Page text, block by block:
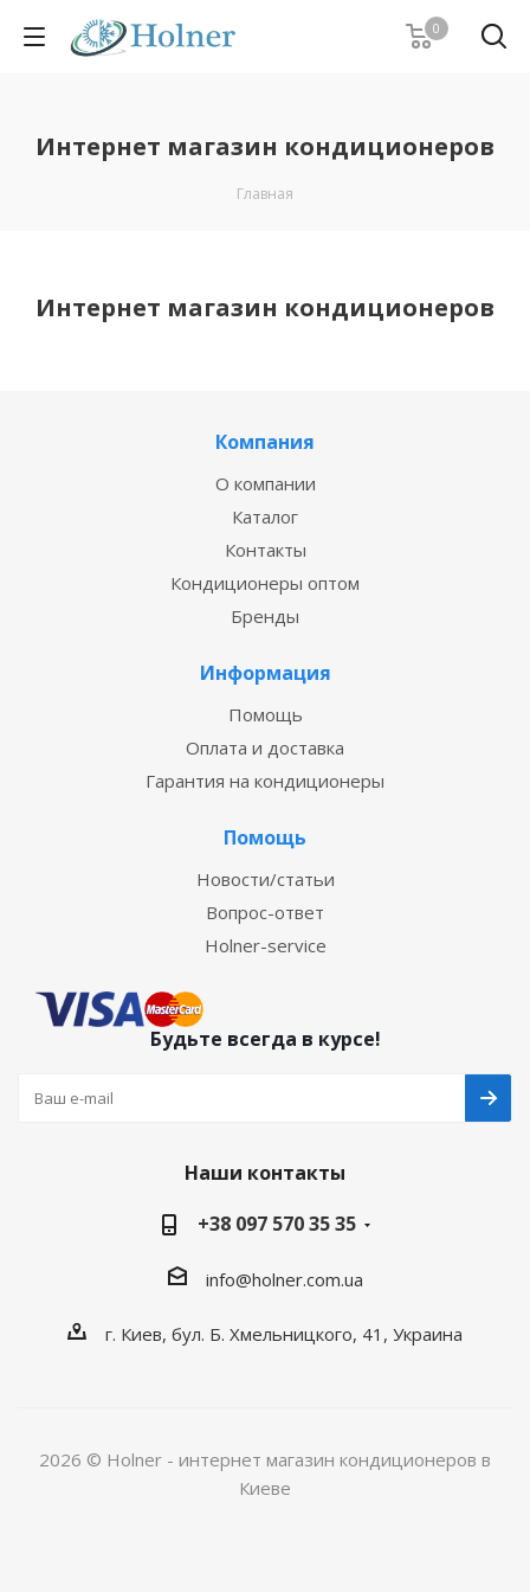
0
Интернет магазин кондиционеров
Главная
Интернет магазин кондиционеров
Компания
О компании
Каталог
Контакты
Кондиционеры оптом
Бренды
Информация
Помощь
Оплата и доставка
Гарантия на кондиционеры
Помощь
Новости/статьи
Вопрос-ответ
Holner-service
Будьте всегда в курсе!
Наши контакты
+38 097 570 35 35
info@holner.com.ua
г. Киев, бул. Б. Хмельницкого, 41, Украина
2026 © Holner - интернет магазин кондиционеров в
Киеве